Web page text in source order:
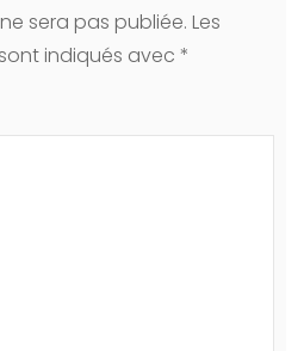
sera pas publiée. Les
indiqués avec *